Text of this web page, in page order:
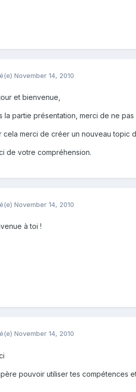
November 14, 2010
et bienvenue,
la partie présentation, merci de ne
cela merci de créer un nouveau topic
de votre compréhension.
November 14, 2010
à toi !
November 14, 2010
pouvoir utiliser tes compétences